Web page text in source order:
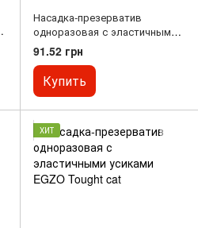
Насадка-презерватив
одноразовая с эластичными
усиками и шариками EGZO
Jolly Roger
91.52 грн
Купить
ХИТ